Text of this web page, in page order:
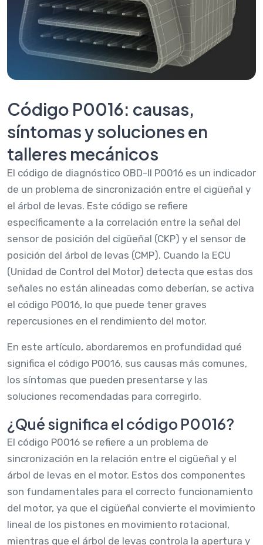
Código P0016: causas,
síntomas y soluciones en
talleres mecánicos
El código de diagnóstico OBD-II P0016 es un indicador
de un problema de sincronización entre el cigüeñal y
el árbol de levas. Este código se refiere
específicamente a la correlación entre la señal del
sensor de posición del cigüeñal (CKP) y el sensor de
posición del árbol de levas (CMP). Cuando la ECU
(Unidad de Control del Motor) detecta que estas dos
señales no están alineadas como deberían, se activa
el código P0016, lo que puede tener graves
repercusiones en el rendimiento del motor.
En este artículo, abordaremos en profundidad qué
significa el código P0016, sus causas más comunes,
los síntomas que pueden presentarse y las
soluciones recomendadas para corregirlo.
¿Qué significa el código P0016?
El código P0016 se refiere a un problema de
sincronización en la relación entre el cigüeñal y el
árbol de levas en el motor. Estos dos componentes
son fundamentales para el correcto funcionamiento
del motor, ya que el cigüeñal convierte el movimiento
lineal de los pistones en movimiento rotacional,
mientras que el árbol de levas controla la apertura y